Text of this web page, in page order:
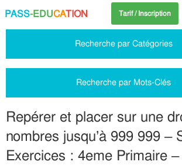
PASS-EDUCATION Tarif / Inscription
Recherche par Catégories
Recherche par Mots-Clés
Repérer et placer sur une
nombres jusqu’à 999 999 –
Exercices : 4eme Primaire